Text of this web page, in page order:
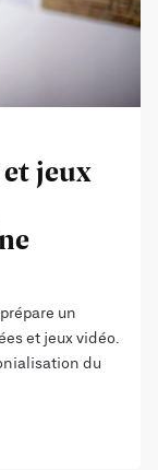
et jeux
un
et jeux vidéo.
du